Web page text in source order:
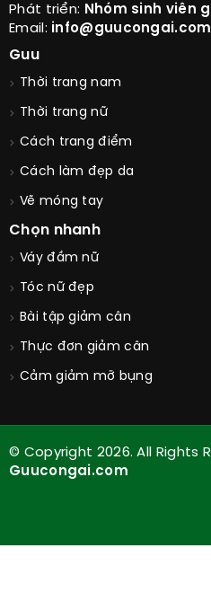
Phát triển: Nhóm sinh viên
Email: info@guucongai.com
Guu
Thời trang nam
Thời trang nữ
Cách trang điểm
Cách làm đẹp da
Vẽ móng tay
Chọn nhanh
Váy đầm nữ
Tóc nữ đẹp
Bài tập giảm cân
Thực đơn giảm cân
Cảm giảm mỡ bụng
© Copyright 2026. All Rights
Guucongai.com